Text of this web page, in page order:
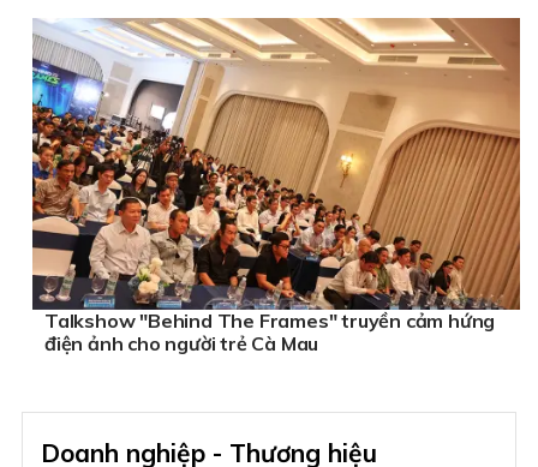
Talkshow "Behind The Frames" truyền cảm hứng
điện ảnh cho người trẻ Cà Mau
Doanh nghiệp - Thương hiệu